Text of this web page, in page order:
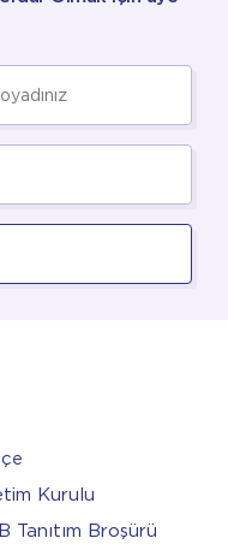
Kurulu
Tanıtım Broşürü